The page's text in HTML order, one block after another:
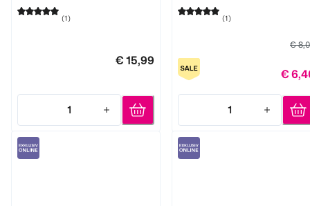
(1)
€ 15,99
1
Quantity: 1
(1)
€
€
1
Quantity: 1